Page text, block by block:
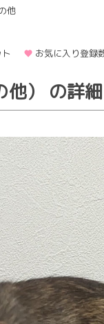
他
お気に入り登
他） の詳細